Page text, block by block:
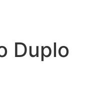
Duplo